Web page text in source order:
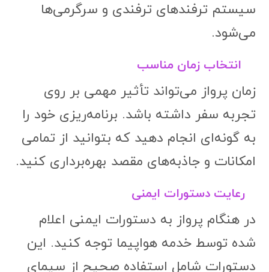
سیستم ترفندهای ترفندی و سرگرمی‌ها
می‌شود.
انتخاب زمان مناسب
زمان پرواز می‌تواند تأثیر مهمی بر روی
تجربه سفر داشته باشد. برنامه‌ریزی خود را
به گونه‌ای انجام دهید که بتوانید از تمامی
امکانات و جاذبه‌های مقصد بهره‌برداری کنید.
رعایت دستورات ایمنی
در هنگام پرواز به دستورات ایمنی اعلام
شده توسط خدمه هواپیما توجه کنید. این
دستورات شامل استفاده صحیح از سیمای